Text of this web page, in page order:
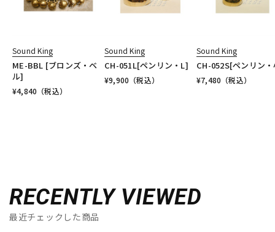
Sound King
ME-BBL [ブロンズ・ベ
ル]
¥4,840 （税込）
Sound King
CH-051L[ペンリン・L]
¥9,900 （税込）
Sound King
CH-052S[ペンリン
¥7,480 （税込）
RECENTLY VIEWED
最近チェックした商品